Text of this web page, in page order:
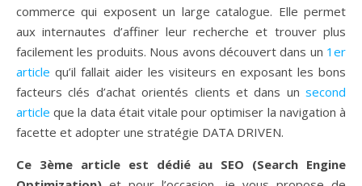
commerce qui exposent un large catalogue. Elle permet
aux internautes d’affiner leur recherche et trouver plus
facilement les produits. Nous avons découvert dans un 1er
article qu’il fallait aider les visiteurs en exposant les bons
facteurs clés d’achat orientés clients et dans un second
article que la data était vitale pour optimiser la navigation à
facette et adopter une stratégie DATA DRIVEN.
Ce 3ème article est dédié au SEO (Search Engine